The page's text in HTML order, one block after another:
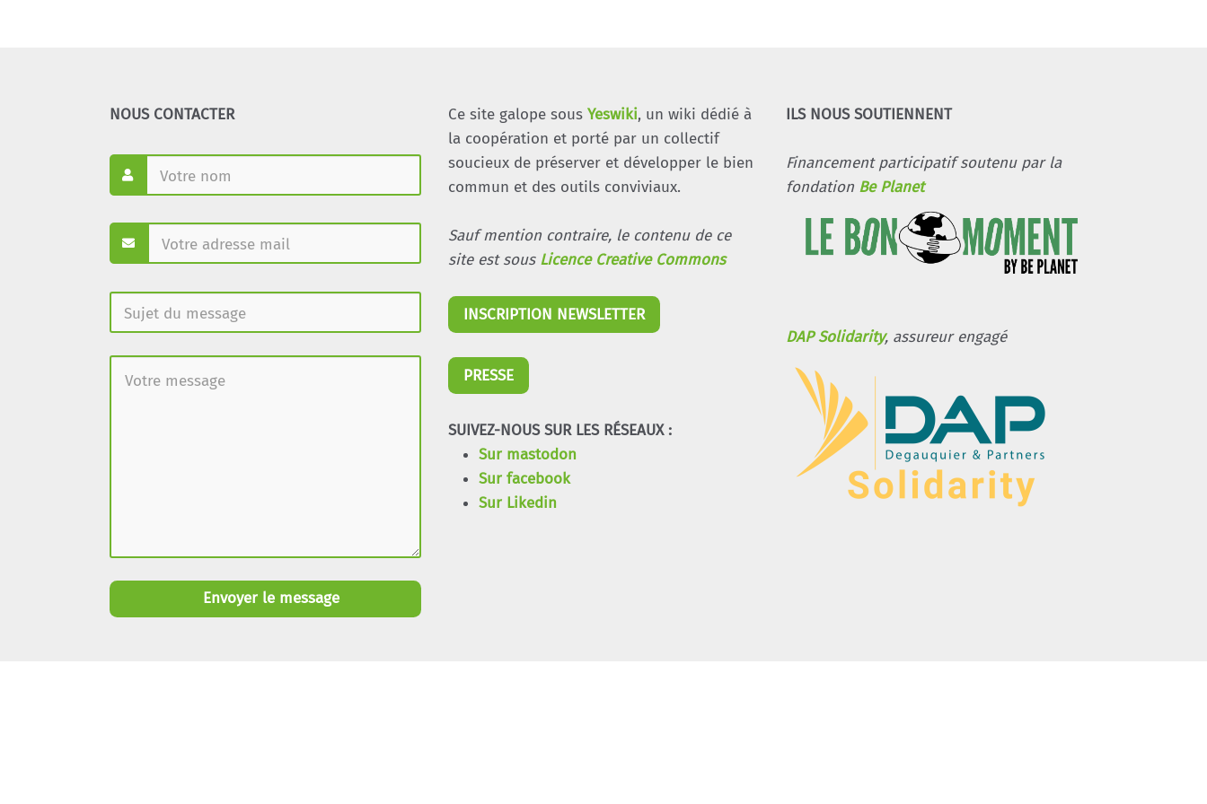
NOUS CONTACTER
Envoyer le message
Ce site galope sous Yeswiki, un wiki dédié à
la coopération et porté par un collectif
soucieux de préserver et développer le bien
commun et des outils conviviaux.
Sauf mention contraire, le contenu de ce
site est sous Licence Creative Commons
INSCRIPTION NEWSLETTER
PRESSE
SUIVEZ-NOUS SUR LES RÉSEAUX :
Sur mastodon
Sur facebook
Sur Likedin
ILS NOUS SOUTIENNENT
Financement participatif soutenu par la
fondation Be Planet
DAP Solidarity, assureur engagé